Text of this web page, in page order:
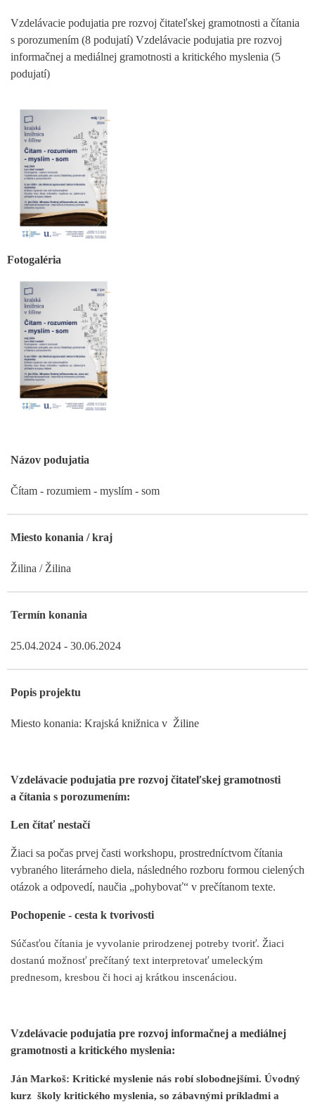
Vzdelávacie podujatia pre rozvoj čitateľskej gramotnosti a čítania
s porozumením (8 podujatí) Vzdelávacie podujatia pre rozvoj
informačnej a mediálnej gramotnosti a kritického myslenia (5
podujatí)
Fotogaléria
Názov podujatia
Čítam - rozumiem - myslím - som
Miesto konania / kraj
Žilina / Žilina
Termín konania
25.04.2024 - 30.06.2024
Popis projektu
Miesto konania: Krajská knižnica v Žiline
Vzdelávacie podujatia pre rozvoj čitateľskej gramotnosti
a čítania s porozumením:
Len čítať nestačí
Žiaci sa počas prvej časti workshopu, prostredníctvom čítania
vybraného literárneho diela, následného rozboru formou cielených
otázok a odpovedí, naučia „pohybovať“ v prečítanom texte.
Pochopenie - cesta k tvorivosti
Súčasťou čítania je vyvolanie prirodzenej potreby tvoriť. Žiaci
dostanú možnosť prečítaný text interpretovať umeleckým
prednesom, kresbou či hoci aj krátkou inscenáciou.
Vzdelávacie podujatia pre rozvoj informačnej a mediálnej
gramotnosti a kritického myslenia:
Ján Markoš: Kritické myslenie nás robí slobodnejšími. Úvodný
kurz školy kritického myslenia, so zábavnými príkladmi a